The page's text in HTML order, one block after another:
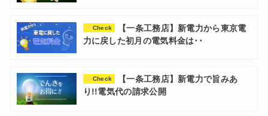
Check
【一条工務店】新電力から東京電
力に戻した初月の電気料金は･･
Check
【一条工務店】新電力で旨みあ
り!!電気代の請求公開